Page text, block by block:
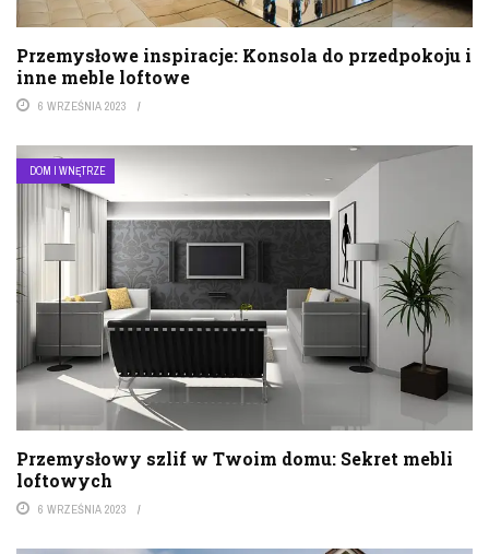
Przemysłowe inspiracje: Konsola do przedpokoju i
inne meble loftowe
6 WRZEŚNIA 2023
DOM I WNĘTRZE
Przemysłowy szlif w Twoim domu: Sekret mebli
loftowych
6 WRZEŚNIA 2023